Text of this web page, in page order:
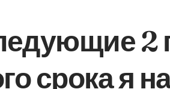
2
срока я